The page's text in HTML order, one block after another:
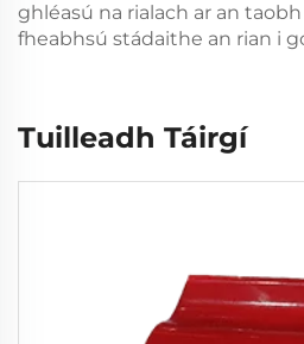
ghléasú na rialach ar an
fheabhsú stádaithe an rian i
Tuilleadh Táirgí